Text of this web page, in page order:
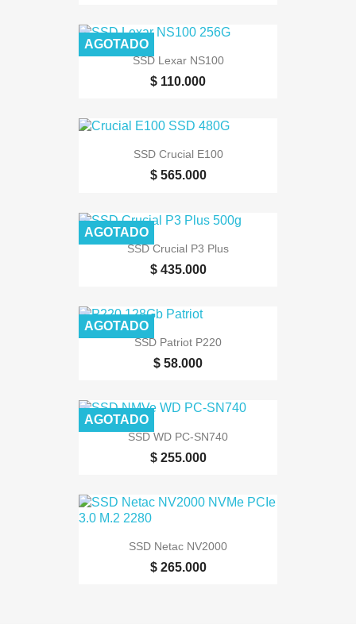
SSD Lexar NS100
$ 110.000
AGOTADO
SSD Crucial E100
$ 565.000
SSD Crucial P3 Plus
$ 435.000
AGOTADO
SSD Patriot P220
$ 58.000
AGOTADO
SSD WD PC-SN740
$ 255.000
AGOTADO
SSD Netac NV2000
$ 265.000